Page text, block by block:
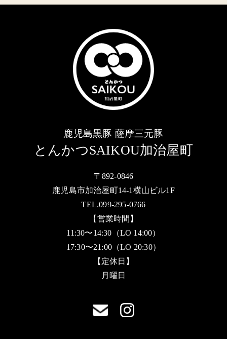
鹿児島黒豚 薩摩三元豚
とんかつSAIKOU加治屋町
〒892-0846
鹿児島市加治屋町14-1横山ビル1F
TEL.099-295-0766
【営業時間】
11:30〜14:30（LO 14:00）
17:30〜21:00（LO 20:30）
【定休日】
月曜日